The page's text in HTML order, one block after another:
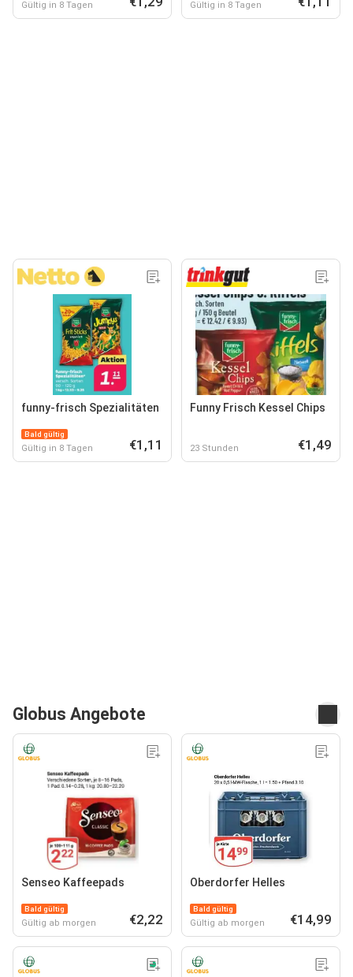
Gültig in 8 Tagen Gültig in 8 Tagen
funny-frisch Spezialitäten
Bald gültig
Gültig in 8 Tagen €1,11
Funny Frisch Kessel Chips
23 Stunden €1,49
Globus Angebote
Senseo Kaffeepads
Bald gültig
Gültig ab morgen €2,22
Oberdorfer Helles
Bald gültig
Gültig ab morgen €14,99